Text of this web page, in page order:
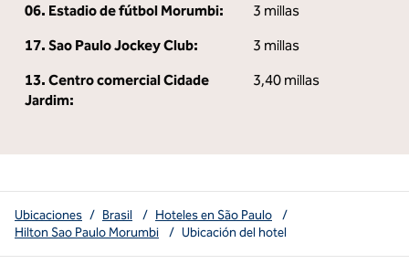
06. Estadio de fútbol Morumbi:
3 millas
17. Sao Paulo Jockey Club:
3 millas
13. Centro comercial Cidade
Jardim:
3,40 millas
Ubicaciones / Brasil / Hoteles en São Paulo
/
Hilton Sao Paulo Morumbi
/ Ubicación del hotel